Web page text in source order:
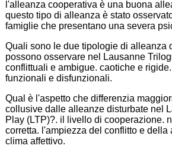
l'alleanza cooperativa è una buona
questo tipo di alleanza è stato
famiglie che presentano una severa
Quali sono le due tipologie di alleanza
possono osservare nel Lausanne
conflittuali e ambigue. caotiche e
funzionali e disfunzionali.
Qual è l'aspetto che differenzia
collusive dalle alleanze disturbate nel
Play (LTP)?. il livello di cooperazione.
corretta. l'ampiezza del conflitto e della
clima affettivo.